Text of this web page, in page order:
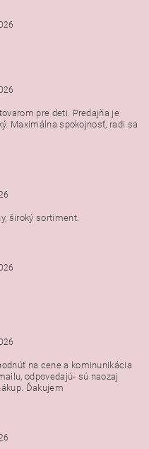
pre deti. Predajňa je
Maximálna spokojnosť, radi sa
široký sortiment.
na cene a kominunikácia
odpovedajú- sú naozaj
Ďakujem